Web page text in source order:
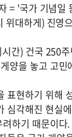
= '국가 기념일
위대하게) 진영
간) 건국 250
양을 놓고 고민
표현하기 위해
심각해진 현실
하기 때문이다.